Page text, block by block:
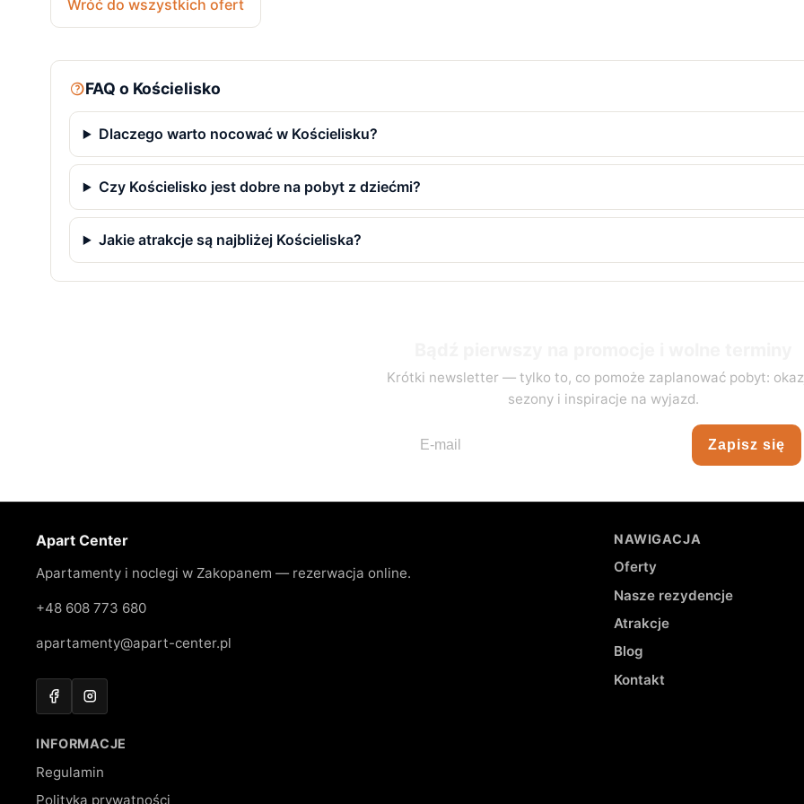
Wróć do wszystkich ofert
FAQ o Kościelisko
Dlaczego warto nocować w Kościelisku?
Czy Kościelisko jest dobre na pobyt z dziećmi?
Jakie atrakcje są najbliżej Kościeliska?
Krótki newsletter — tylko to, co pomoże zaplanować pobyt:
sezony i inspiracje na wyjazd.
Zapisz się
Apart Center
Apartamenty i noclegi w Zakopanem — rezerwacja online.
+48 608 773 680
apartamenty@apart-center.pl
FacebookInstagram
NAWIGACJA
Oferty
Nasze rezydencje
Atrakcje
Blog
Kontakt
INFORMACJE
Regulamin
Polityka prywatności